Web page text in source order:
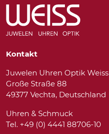
Kontakt
Juwelen Uhren Optik Weiss
Große Straße 88
49377 Vechta, Deutschland
Uhren & Schmuck
Tel. +49 (0) 4441 88706-10